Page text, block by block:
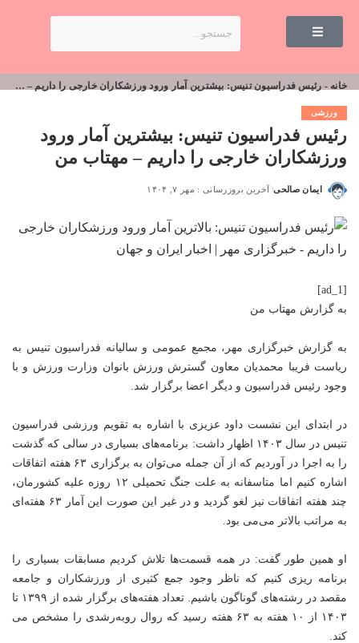
خانه - رئیس فدراسیون تنیس: بیشترین آمار ورود ورزشکاران خارجی را داریم – مهتاب من
ورزشی
رئیس فدراسیون تنیس: بیشترین آمار ورود
ورزشکاران خارجی را داریم – مهتاب من
ایمان صالحی آخرین بروزرسانی : مهر ۷, ۱۴۰۴
[ad_1]
به گزارش مهتاب من
به گزارش خبرگزاری مهر، مجمع عمومی و سالیانه فدراسیون تنیس به
ریاست فریبا محمدیان معاون گسترش ورزش بانوان وزارت ورزش و با
وجود رئیس فدراسیون و دیگر اعضا برگزار شد.
در ابتدای این نشست داود عزیزی با اشاره به تقویم ورزشی فدراسیون
تنیس در سال ۱۴۰۳ اظهار داشت: برنامه‌های بسیاری در سالی که گذشت
را به اجرا در آوردیم که از آن جمله می‌توان به برگزاری ۶۳ هفته اتفاقات
اشاره کنیم اما متاسفانه به علت جنگ تحمیلی ۱۲ روزه علیه کشورمان،
چند هفته اتفاقات نیز لغو گردید و در غیر این صورت این آمار ۶۳ هفته‌ای
به مراتب بالاتر می‌می بود.
او همین طور گفت: در همه قسمت‌ها تلاش کردیم مسابقات بسیاری را
برنامه ریزی کنیم که ناظر وجود جمع کثیری از ورزشکاران و جامعه
مقصد در رشته‌های گوناگون باشیم. تعداد هفته‌های برگزار شده از ۱۳۹۹ تا
۱۴۰۳ از ۱۰ هفته به ۶۳ هفته رسید که روال روبه‌رشدی را مشخص می
کند.